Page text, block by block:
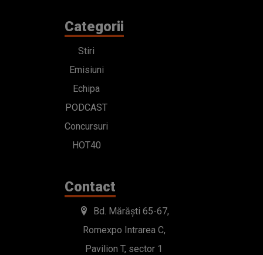
Categorii
Stiri
Emisiuni
Echipa
PODCAST
Concursuri
HOT40
Contact
Bd. Mărăști 65-67,
Romexpo Intrarea C,
Pavilion T, sector 1